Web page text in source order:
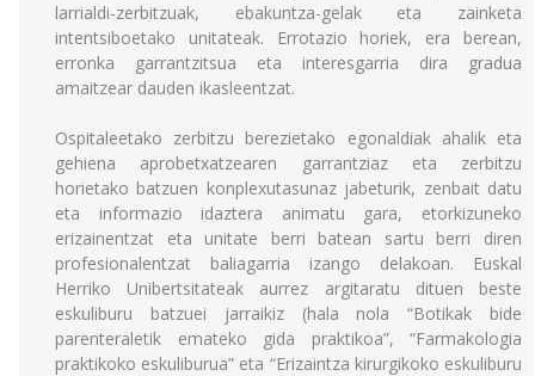
larrialdi-zerbitzuak, ebakuntza-gelak eta zainketa
intentsiboetako unitateak. Errotazio horiek, era berean,
erronka garrantzitsua eta interesgarria dira gradua
amaitzear dauden ikasleentzat.
Ospitaleetako zerbitzu berezietako egonaldiak ahalik eta
gehiena aprobetxatzearen garrantziaz eta zerbitzu
horietako batzuen konplexutasunaz jabeturik, zenbait datu
eta informazio idaztera animatu gara, etorkizuneko
erizainentzat eta unitate berri batean sartu berri diren
profesionalentzat baliagarria izango delakoan. Euskal
Herriko Unibertsitateak aurrez argitaratu dituen beste
eskuliburu batzuei jarraikiz (hala nola “Botikak bide
parenteraletik emateko gida praktikoa”, “Farmakologia
praktikoko eskuliburua” eta “Erizaintza kirurgikoko eskuliburu